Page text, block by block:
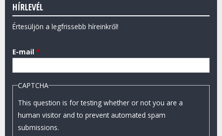
HÍRLEVÉL
Értesüljön a legfrissebb híreinkről!
E-mail *
CAPTCHA
This question is for testing whether or not you are a
human visitor and to prevent automated spam
submissions.